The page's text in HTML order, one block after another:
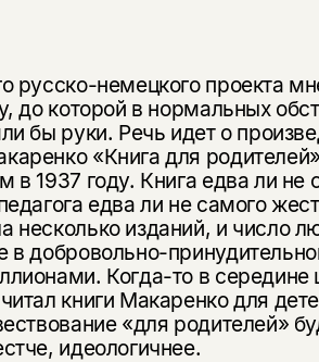
русско-немецкого проекта
до которой в нормальных
бы руки. Речь идет о
«Книга для
в 1937 году. Книга едва ли не
едва ли не самого
несколько изданий, и число
в добровольно-
Когда-то в середине
книги Макаренко для
«для родителей»
идеологичнее.